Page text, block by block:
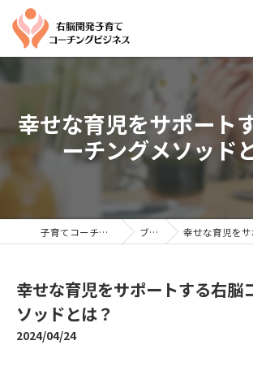
幸せな育児をサポート
ーチングメソッド
子育てコーチングならYTC ブログ 幸せな育児をサポートす
幸せな育児をサポートする右脳
ソッドとは？
2024/04/24